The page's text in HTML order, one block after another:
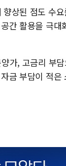
상된 점도 수
간 활용을 극
가, 고금리 부
금 부담이 적은